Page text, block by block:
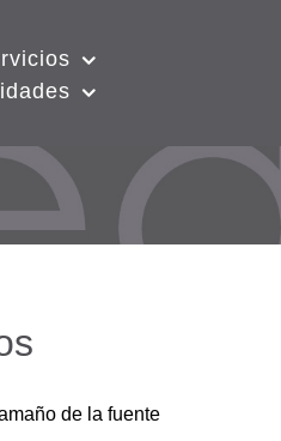
de la fuente